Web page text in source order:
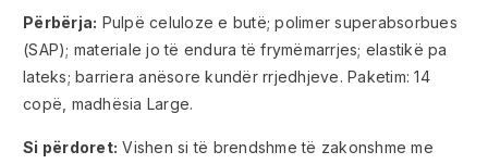
Përbërja: Pulpë celuloze e butë; polimer superabsorbues
(SAP); materiale jo të endura të frymëmarrjes; elastikë pa
lateks; barriera anësore kundër rrjedhjeve. Paketim: 14
copë, madhësia Large.
Si përdoret: Vishen si të brendshme të zakonshme me